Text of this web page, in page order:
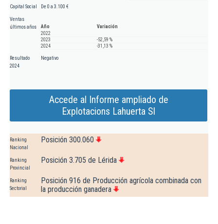
Capital Social De 0 a 3.100 €
Ventas
últimos años
Año
Variación
2022
2023
-52,59 %
2024
-31,13 %
Resultado
2024
Negativo
Accede al Informe ampliado de
Explotacions Lahuerta Sl
Ranking
Nacional
Posición 300.060
Ranking
Provincial
Posición 3.705 de Lérida
Ranking
Sectorial
Posición 916 de Producción agrícola combinada con
la producción ganadera